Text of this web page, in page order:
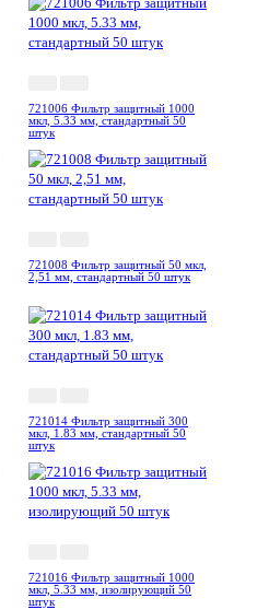
721006 Фильтр защитный 1000
мкл, 5.33 мм, стандартный 50
штук
721008 Фильтр защитный 50 мкл,
2,51 мм, стандартный 50 штук
721014 Фильтр защитный 300
мкл, 1.83 мм, стандартный 50
штук
721016 Фильтр защитный 1000
мкл, 5.33 мм, изолирующий 50
штук